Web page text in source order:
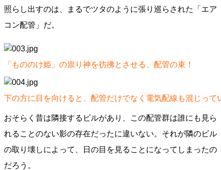
照らし出すのは、まるでツタのように張り巡らされた「エア
コン配管」だ。
「もののけ姫」の祟り神を彷彿とさせる、配管の束！
下の方に目を向けると、配管だけでなく電気配線も混じって
おそらく昔は隣接するビルがあり、この配管群は誰にも見ら
れることのない影の存在だったに違いない。それが隣のビル
の取り壊しによって、日の目を見ることになってしまったの
だろう。